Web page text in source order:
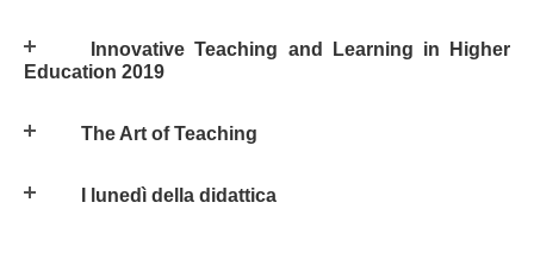
Innovative Teaching and Learning in Higher
Education 2019
The Art of Teaching
I lunedì della didattica